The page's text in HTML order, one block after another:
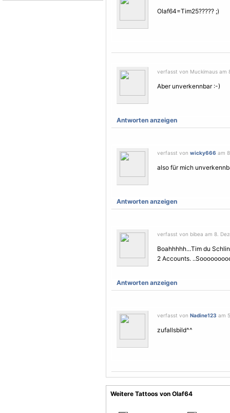
Olaf64=Tim25????? ;)
verfasst von Muckimaus am
Aber unverkennbar :-)
Antworten anzeigen
verfasst von wicky666 am
also für mich
Antworten anzeigen
verfasst von bibea am 8.
Boahhhhh...Tim du
2 Accounts.
Antworten anzeigen
verfasst von Nadine123 am
zufallsbild^^
Weitere Tattoos von Olaf64